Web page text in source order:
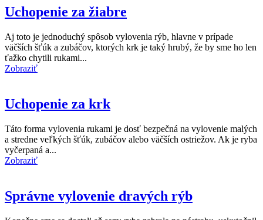
Uchopenie za žiabre
Aj toto je jednoduchý spôsob vylovenia rýb, hlavne v prípade
väčších šťúk a zubáčov, ktorých krk je taký hrubý, že by sme ho len
ťažko chytili rukami...
Zobraziť
Uchopenie za krk
Táto forma vylovenia rukami je dosť bezpečná na vylovenie malých
a stredne veľkých šťúk, zubáčov alebo väčších ostriežov. Ak je ryba
vyčerpaná a...
Zobraziť
Správne vylovenie dravých rýb